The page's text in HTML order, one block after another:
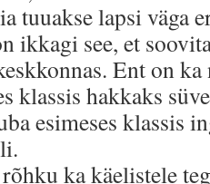
tuuakse lapsi väga
ikkagi see, et
Ent on
klassis hakkaks
esimeses klassis
ka käelistele